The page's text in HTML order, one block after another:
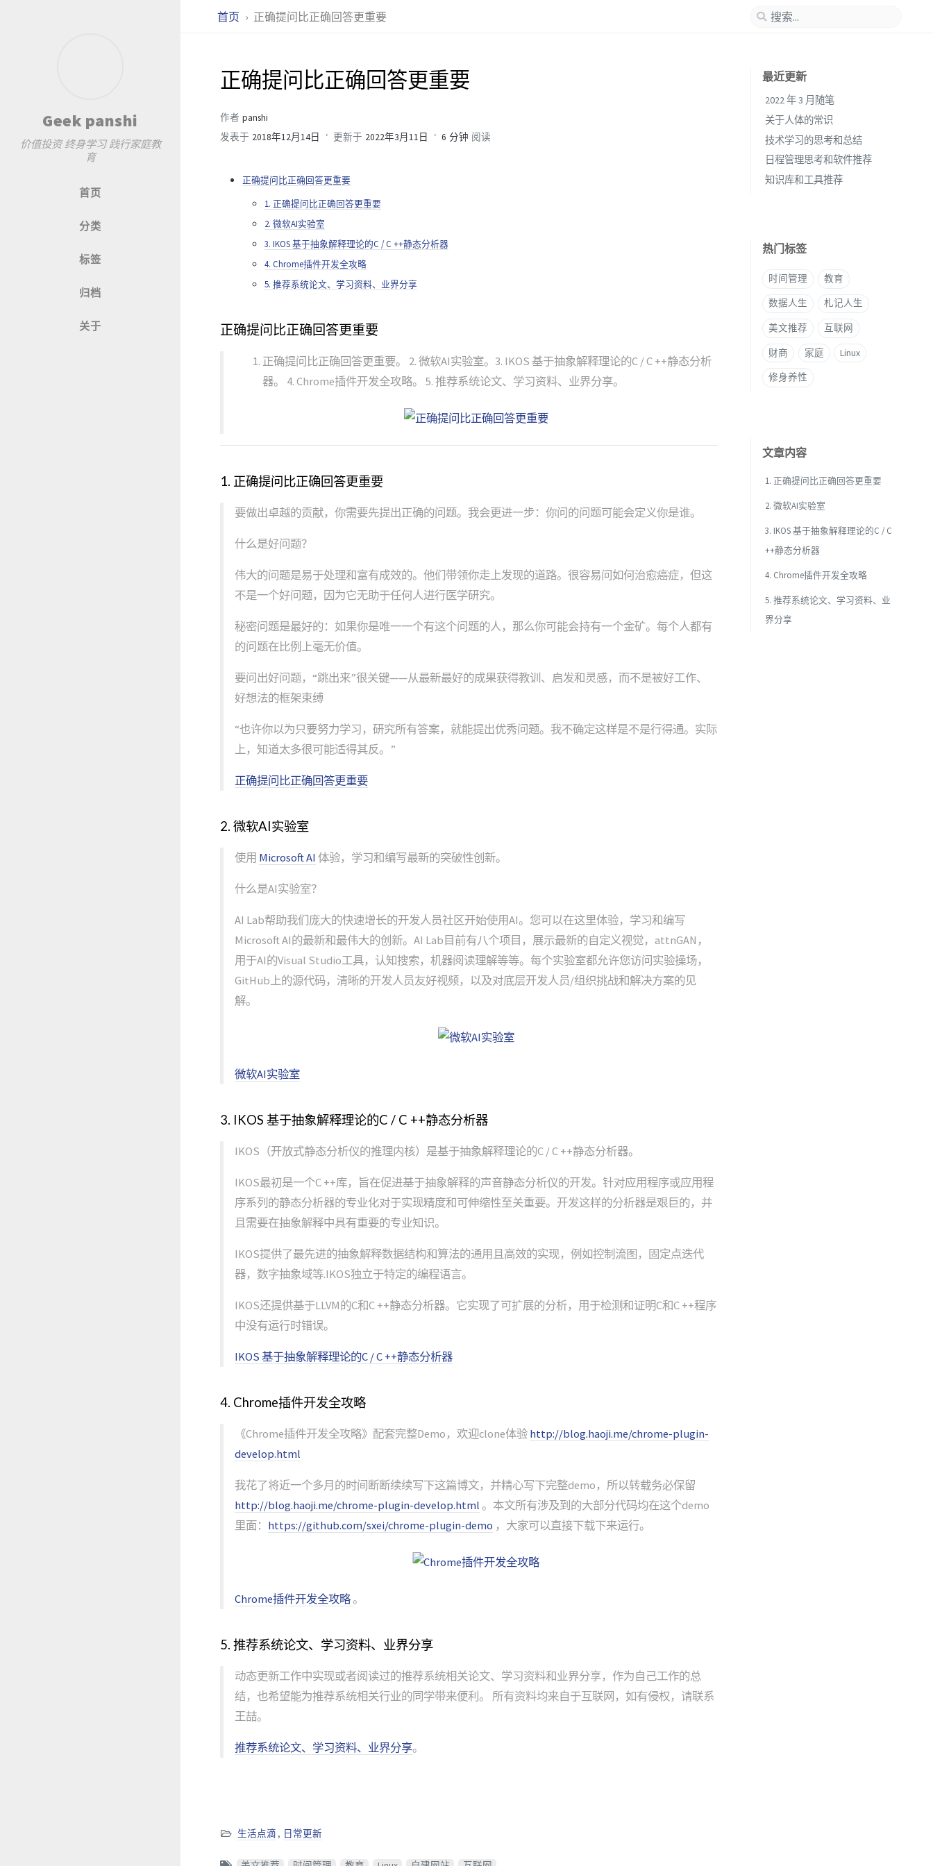
Geek panshi
价值投资 终身学习 践行家庭教
育
首页
分类
标签
归档
关于
首页 正确提问比正确回答更重要
正确提问比正确回答更重要
作者 panshi
发表于 2018年12月14日 更新于 2022年3月11日 6 分钟 阅读
正确提问比正确回答更重要
1. 正确提问比正确回答更重要
2. 微软AI实验室
3. IKOS 基于抽象解释理论的C / C ++静态分析器
4. Chrome插件开发全攻略
5. 推荐系统论文、学习资料、业界分享
正确提问比正确回答更重要
正确提问比正确回答更重要。 2. 微软AI实验室。3. IKOS 基于抽象解释理论的C / C ++静态分析
器。 4. Chrome插件开发全攻略。 5. 推荐系统论文、学习资料、业界分享。
1. 正确提问比正确回答更重要
要做出卓越的贡献，你需要先提出正确的问题。我会更进一步：你问的问题可能会定义你是谁。
什么是好问题？
伟大的问题是易于处理和富有成效的。他们带领你走上发现的道路。很容易问如何治愈癌症，但这
不是一个好问题，因为它无助于任何人进行医学研究。
秘密问题是最好的：如果你是唯一一个有这个问题的人，那么你可能会持有一个金矿。每个人都有
的问题在比例上毫无价值。
要问出好问题，“跳出来”很关键——从最新最好的成果获得教训、启发和灵感，而不是被好工作、
好想法的框架束缚
“也许你以为只要努力学习，研究所有答案，就能提出优秀问题。我不确定这样是不是行得通。实际
上，知道太多很可能适得其反。”
正确提问比正确回答更重要
2. 微软AI实验室
使用 Microsoft AI 体验，学习和编写最新的突破性创新。
什么是AI实验室？
AI Lab帮助我们庞大的快速增长的开发人员社区开始使用AI。您可以在这里体验，学习和编写
Microsoft AI的最新和最伟大的创新。AI Lab目前有八个项目，展示最新的自定义视觉，attnGAN，
用于AI的Visual Studio工具，认知搜索，机器阅读理解等等。每个实验室都允许您访问实验操场，
GitHub上的源代码，清晰的开发人员友好视频，以及对底层开发人员/组织挑战和解决方案的见
解。
微软AI实验室
3. IKOS 基于抽象解释理论的C / C ++静态分析器
IKOS（开放式静态分析仪的推理内核）是基于抽象解释理论的C / C ++静态分析器。
IKOS最初是一个C ++库，旨在促进基于抽象解释的声音静态分析仪的开发。针对应用程序或应用程
序系列的静态分析器的专业化对于实现精度和可伸缩性至关重要。开发这样的分析器是艰巨的，并
且需要在抽象解释中具有重要的专业知识。
IKOS提供了最先进的抽象解释数据结构和算法的通用且高效的实现，例如控制流图，固定点迭代
器，数字抽象域等.IKOS独立于特定的编程语言。
IKOS还提供基于LLVM的C和C ++静态分析器。它实现了可扩展的分析，用于检测和证明C和C ++程序
中没有运行时错误。
IKOS 基于抽象解释理论的C / C ++静态分析器
4. Chrome插件开发全攻略
《Chrome插件开发全攻略》配套完整Demo，欢迎clone体验 http://blog.haoji.me/chrome-plugin-
develop.html
我花了将近一个多月的时间断断续续写下这篇博文，并精心写下完整demo，所以转载务必保留
http://blog.haoji.me/chrome-plugin-develop.html 。本文所有涉及到的大部分代码均在这个demo
里面： https://github.com/sxei/chrome-plugin-demo ，大家可以直接下载下来运行。
Chrome插件开发全攻略 。
5. 推荐系统论文、学习资料、业界分享
动态更新工作中实现或者阅读过的推荐系统相关论文、学习资料和业界分享，作为自己工作的总
结，也希望能为推荐系统相关行业的同学带来便利。 所有资料均来自于互联网，如有侵权，请联系
王喆。
推荐系统论文、学习资料、业界分享。
生活点滴 , 日常更新
最近更新
2022 年 3 月随笔
关于人体的常识
技术学习的思考和总结
日程管理思考和软件推荐
知识库和工具推荐
热门标签
时间管理 教育
数据人生 札记人生
美文推荐 互联网
财商 家庭 Linux
修身养性
文章内容
1. 正确提问比正确回答更重要
2. 微软AI实验室
3. IKOS 基于抽象解释理论的C / C
++静态分析器
4. Chrome插件开发全攻略
5. 推荐系统论文、学习资料、业
界分享